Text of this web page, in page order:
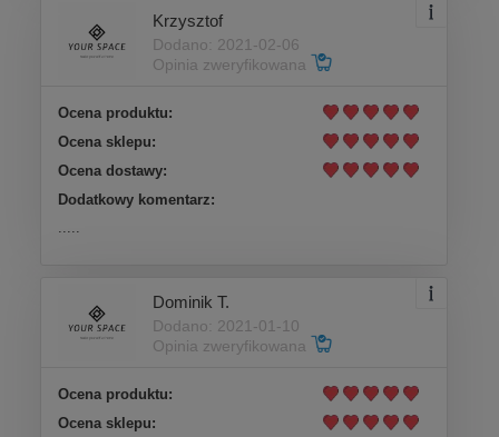
Krzysztof
Dodano: 2021-02-06
Opinia zweryfikowana
Ocena produktu:
Ocena sklepu:
Ocena dostawy:
Dodatkowy komentarz:
.....
Dominik T.
Dodano: 2021-01-10
Opinia zweryfikowana
Ocena produktu:
Ocena sklepu: